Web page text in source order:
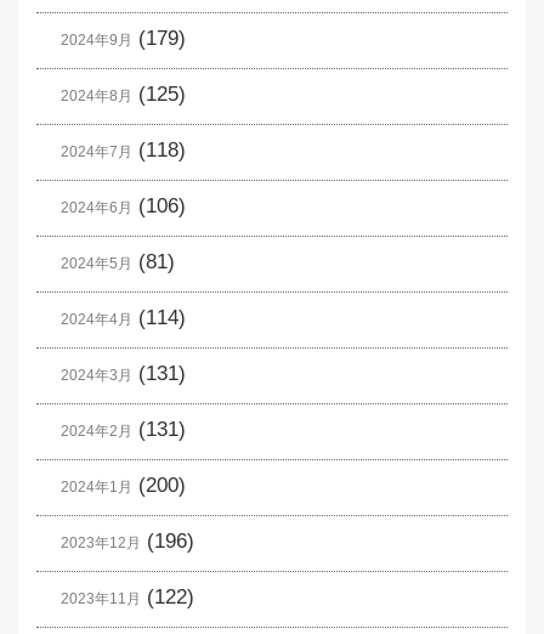
2024年9月 (179)
2024年8月 (125)
2024年7月 (118)
2024年6月 (106)
2024年5月 (81)
2024年4月 (114)
2024年3月 (131)
2024年2月 (131)
2024年1月 (200)
2023年12月 (196)
2023年11月 (122)